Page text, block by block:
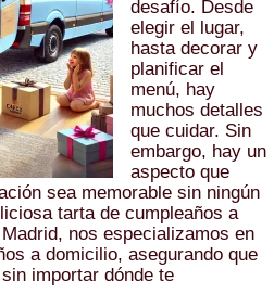
desafío. Desde
elegir el lugar,
hasta decorar y
planificar el
menú, hay
muchos detalles
que cuidar. Sin
embargo, hay un
aspecto que
sea memorable sin ningún
tarta de cumpleaños a
nos especializamos en
a domicilio, asegurando que
importar dónde te